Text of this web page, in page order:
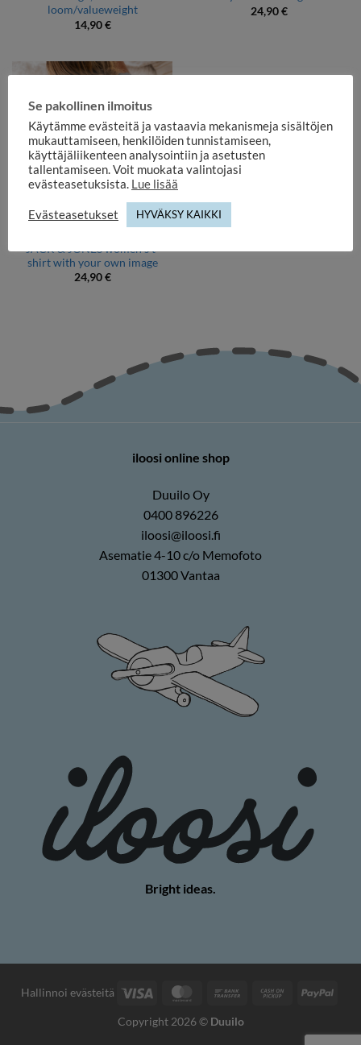
loom/valueweight
14,90€
24,90€
JACK & JONES women’s t-
shirt with your own image
24,90€
iloosi online shop
Duuilo Oy
0400 896226
iloosi@iloosi.fi
Asematie 4-10 c/o Memofoto
01300 Vantaa
Bright ideas.
Hallinnoi evästeitä Visa MasterCardBank
Cash
Copyright 2026 © Duuilo
Se pakollinen ilmoitus
Käytämme evästeitä ja vastaavia mekanismeja sisältöjen
mukauttamiseen, henkilöiden tunnistamiseen,
käyttäjäliikenteen analysointiin ja asetusten
tallentamiseen. Voit muokata valintojasi
evästeasetuksista. Lue lisää
Evästeasetukset HYVÄKSY KAIKKI